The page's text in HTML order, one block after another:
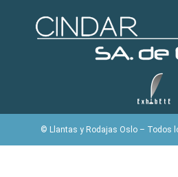
© Llantas y Rodajas Oslo – Todos